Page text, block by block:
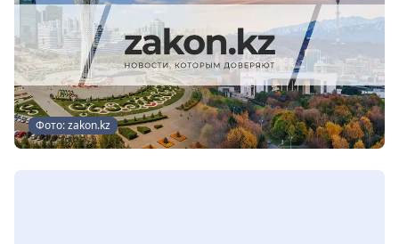
Фото: zakon.kz